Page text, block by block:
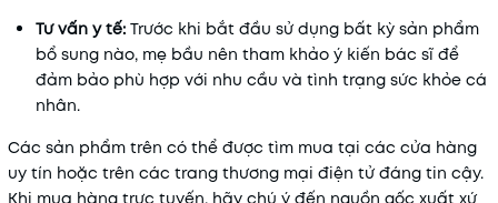
Tư vấn y tế: Trước khi bắt đầu sử dụng bất kỳ sản phẩm
bổ sung nào, mẹ bầu nên tham khảo ý kiến bác sĩ để
đảm bảo phù hợp với nhu cầu và tình trạng sức khỏe cá
nhân.
Các sản phẩm trên có thể được tìm mua tại các cửa hàng
uy tín hoặc trên các trang thương mại điện tử đáng tin cậy.